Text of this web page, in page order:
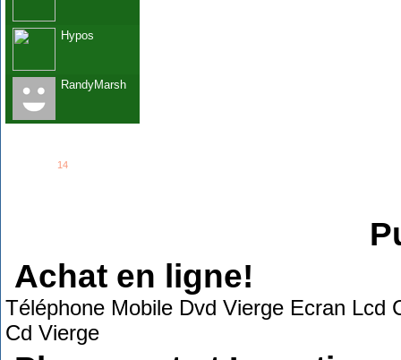
Hypos
RandyMarsh
14members...
Achat en ligne!
Téléphone Mobile Dvd Vierge Ecran Lcd
Cd Vierge